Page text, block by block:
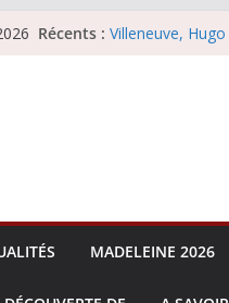
Récents : Villeneuve,
MADELEINE 2026